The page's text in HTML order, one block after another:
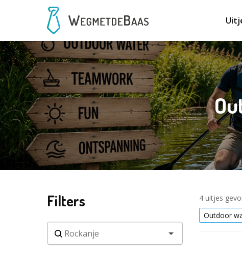
Filters 4 uitjes
Outdoor